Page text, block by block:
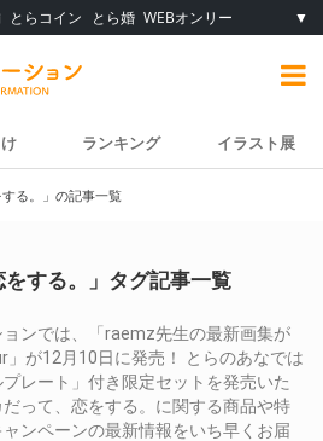
とらコイン とら婚 WEBオンリー ▼
ランキング イラスト展
する。」の記事一覧
をする。」タグ記事一覧
ンでは、「raemz先生の最新画集が
が12月10日に発売！ とらのあなでは
レート」付き限定セットを発売いた
って、恋をする。に関する商品や特
ンペーンの最新情報をいち早くお届